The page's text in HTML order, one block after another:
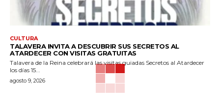
CULTURA
TALAVERA INVITA A DESCUBRIR SUS SECRETOS AL
ATARDECER CON VISITAS GRATUITAS
Talavera de la Reina celebrará las visitas guiadas Secretos al Atardecer
los días 15...
agosto 9, 2026